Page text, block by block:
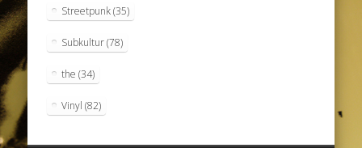
Streetpunk(35)
Subkultur(78)
the (34)
Vinyl (82)